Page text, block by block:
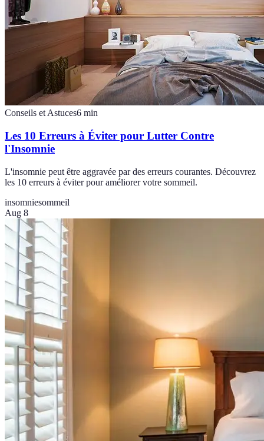
Conseils et Astuces6 min
Les 10 Erreurs à Éviter pour Lutter Contre
l'Insomnie
L'insomnie peut être aggravée par des erreurs courantes. Découvrez
les 10 erreurs à éviter pour améliorer votre sommeil.
insomniesommeil
Aug 8